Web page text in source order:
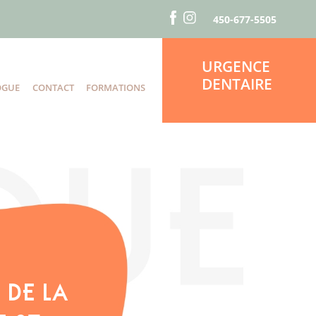
450-677-5505
CONTACT FORMATIONS
URGENCE
DENTAIRE
DE LA